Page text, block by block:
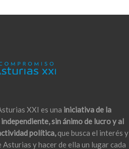
XXI es una iniciativa de la
sin ánimo de lucro y al
política,que busca el interés y
Asturias y hacer de ella un lugar cada